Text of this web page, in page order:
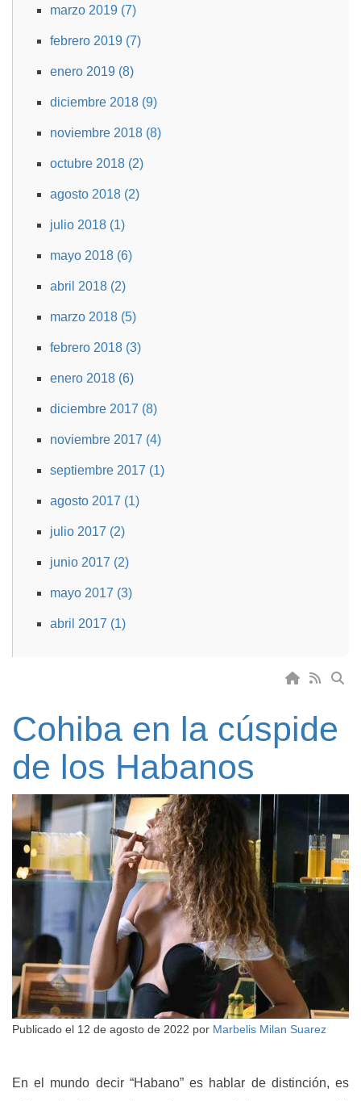
marzo 2019 (7)
febrero 2019 (7)
enero 2019 (8)
diciembre 2018 (9)
noviembre 2018 (8)
octubre 2018 (2)
agosto 2018 (2)
julio 2018 (1)
mayo 2018 (6)
abril 2018 (2)
marzo 2018 (5)
febrero 2018 (3)
enero 2018 (6)
diciembre 2017 (8)
noviembre 2017 (4)
septiembre 2017 (1)
agosto 2017 (1)
julio 2017 (2)
junio 2017 (2)
mayo 2017 (3)
abril 2017 (1)
Cohiba en la cúspide
de los Habanos
Publicado el 12 de agosto de 2022 por Marbelis Milan Suarez
En el mundo decir “Habano” es hablar de distinción, es